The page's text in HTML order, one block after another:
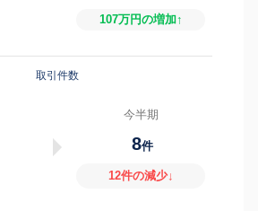
107万円の増加↑
取引件数
今半期
8件
12件の減少↓